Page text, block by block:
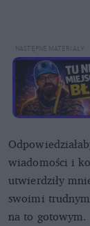
wiadomości i
utwierdziły
swoimi
na to gotowym.